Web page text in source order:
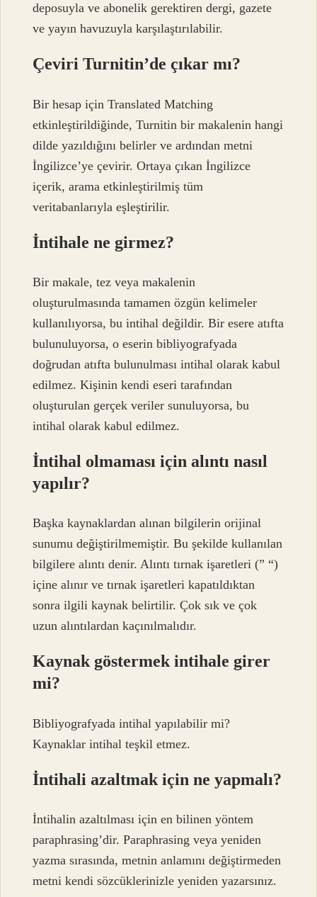
deposuyla ve abonelik gerektiren dergi, gazete
ve yayın havuzuyla karşılaştırılabilir.
Çeviri Turnitin’de çıkar mı?
Bir hesap için Translated Matching
etkinleştirildiğinde, Turnitin bir makalenin hangi
dilde yazıldığını belirler ve ardından metni
İngilizce’ye çevirir. Ortaya çıkan İngilizce
içerik, arama etkinleştirilmiş tüm
veritabanlarıyla eşleştirilir.
İntihale ne girmez?
Bir makale, tez veya makalenin
oluşturulmasında tamamen özgün kelimeler
kullanılıyorsa, bu intihal değildir. Bir esere atıfta
bulunuluyorsa, o eserin bibliyografyada
doğrudan atıfta bulunulması intihal olarak kabul
edilmez. Kişinin kendi eseri tarafından
oluşturulan gerçek veriler sunuluyorsa, bu
intihal olarak kabul edilmez.
İntihal olmaması için alıntı nasıl
yapılır?
Başka kaynaklardan alınan bilgilerin orijinal
sunumu değiştirilmemiştir. Bu şekilde kullanılan
bilgilere alıntı denir. Alıntı tırnak işaretleri (” “)
içine alınır ve tırnak işaretleri kapatıldıktan
sonra ilgili kaynak belirtilir. Çok sık ve çok
uzun alıntılardan kaçınılmalıdır.
Kaynak göstermek intihale girer
mi?
Bibliyografyada intihal yapılabilir mi?
Kaynaklar intihal teşkil etmez.
İntihali azaltmak için ne yapmalı?
İntihalin azaltılması için en bilinen yöntem
paraphrasing’dir. Paraphrasing veya yeniden
yazma sırasında, metnin anlamını değiştirmeden
metni kendi sözcüklerinizle yeniden yazarsınız.